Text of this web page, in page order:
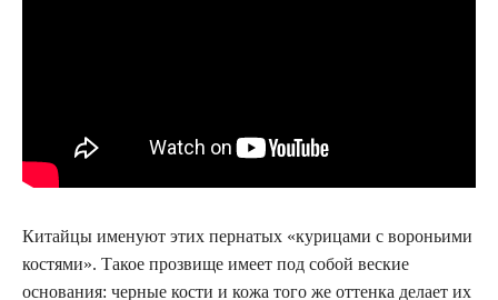
Китайцы именуют этих пернатых «курицами с вороньими
костями». Такое прозвище имеет под собой веские
основания: черные кости и кожа того же оттенка делает их